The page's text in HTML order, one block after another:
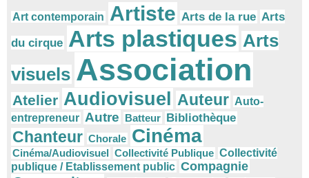
Art contemporain Artiste Arts de la rue Arts
du cirque Arts plastiques Arts
visuels Association
Atelier Audiovisuel Auteur Auto-
entrepreneur Autre Batteur Bibliothèque
Chanteur Chorale Cinéma
Cinéma/Audiovisuel Collectivité Publique Collectivité
publique / Etablissement public Compagnie